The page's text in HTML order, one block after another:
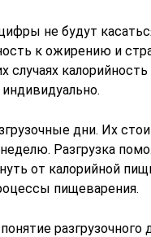
не будут
к ожирению и
случаях
дни. Их
Разгрузка
от калорийной
пищеварения.
разгрузочного